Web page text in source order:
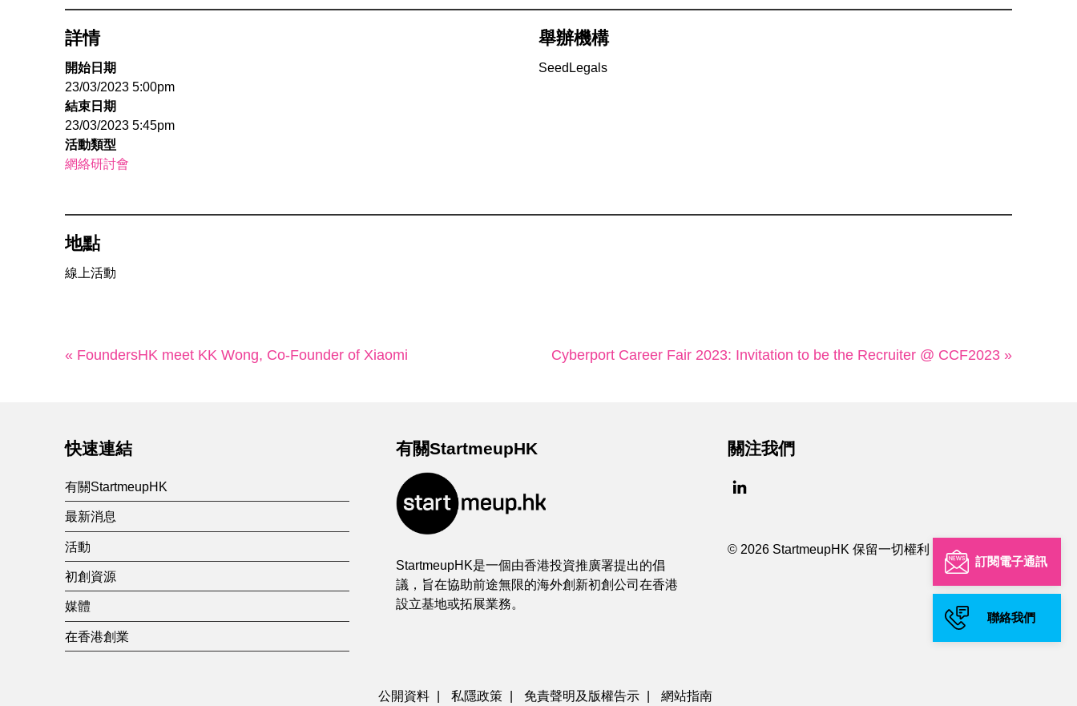
訂閱電子通訊
聯絡我們
詳情
開始日期
23/03/2023 5:00pm
結束日期
23/03/2023 5:45pm
活動類型
網絡研討會
舉辦機構
SeedLegals
地點
線上活動
« FoundersHK meet KK Wong, Co-Founder of Xiaomi Cyberport Career Fair 2023: Invitation to be the Recruiter @ CCF2023 »
快速連結
有關StartmeupHK
最新消息
活動
初創資源
媒體
在香港創業
有關StartmeupHK
StartmeupHK是一個由香港投資推廣署提出的倡
議，旨在協助前途無限的海外創新初創公司在香港
設立基地或拓展業務。
關注我們
© 2026 StartmeupHK 保留一切權利
公開資料 | 私隱政策 | 免責聲明及版權告示 | 網站指南